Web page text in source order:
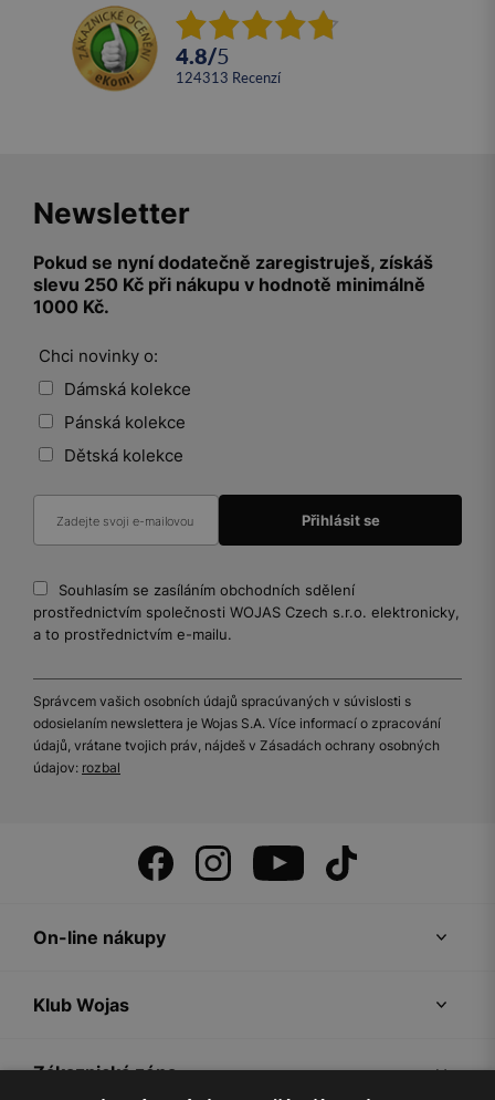
4.8/5
124313 recenzí
Newsletter
Pokud se nyní dodatečně zaregistruješ, získáš
slevu 250 Kč při nákupu v hodnotě minimálně
1000 Kč.
Chci novinky o:
Dámská kolekce
Pánská kolekce
Dětská kolekce
Souhlasím se zasíláním obchodních sdělení
prostřednictvím společnosti WOJAS Czech s.r.o. elektronicky,
a to prostřednictvím e-mailu.
Správcem vašich osobních údajů spracúvaných v súvislosti s
odosielaním newslettera je Wojas S.A. Více informací o zpracování
údajů, vrátane tvojich práv, nájdeš v Zásadách ochrany osobných
údajov: rozbal
On-line nákupy
Klub Wojas
Zákaznická zóna